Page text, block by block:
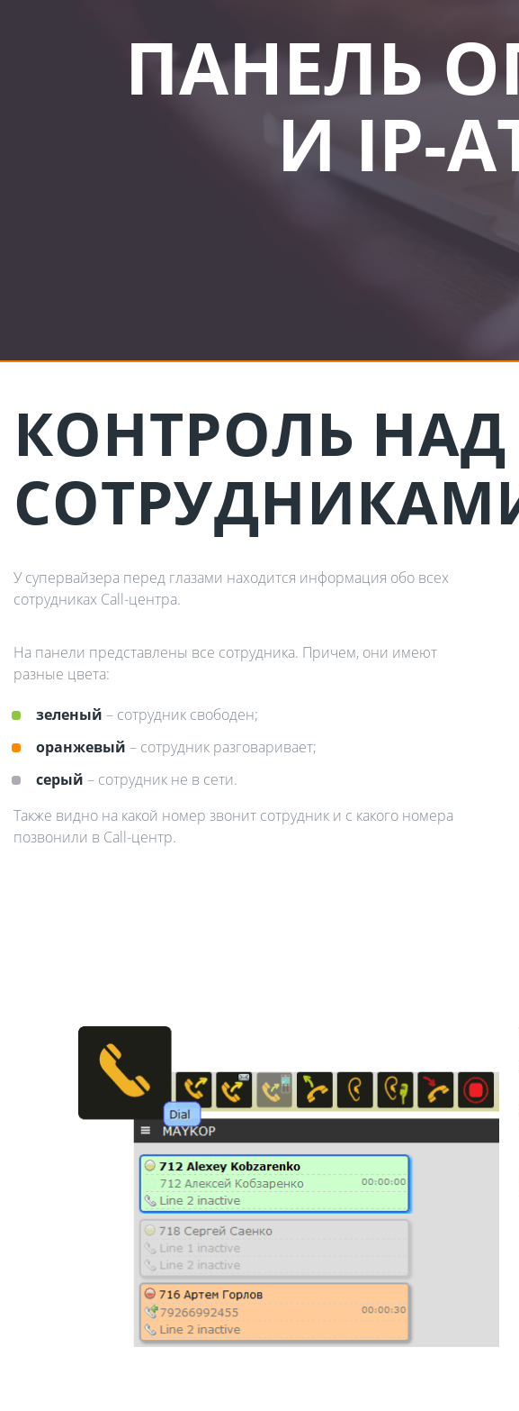
ПАНЕЛЬ
И IP-
КОНТРОЛЬ НАД
У супервайзера перед глазами находится информация обо всех
сотрудниках Call-центра.
На панели представлены все сотрудника. Причем, они имеют
разные цвета:
зеленый – сотрудник свободен;
оранжевый – сотрудник разговаривает;
серый – сотрудник не в сети.
Также видно на какой номер звонит сотрудник и с какого номера
позвонили в Call-центр.